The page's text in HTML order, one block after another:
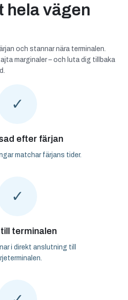
hela vägen
och stannar nära terminalen.
marginaler – och luta dig tillbaka
✓
efter färjan
matchar färjans tider.
✓
terminalen
i direkt anslutning till